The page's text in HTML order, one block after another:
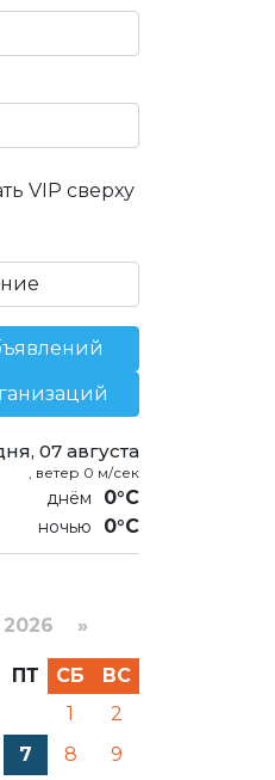
VIP сверху
07 августа
, ветер 0 м/сек
0°C
0°C
»
ПТ СБ
ВС
1
2
7 8
9